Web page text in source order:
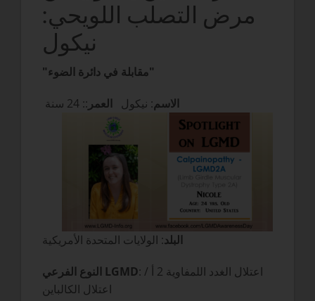
مرض التصلب اللويحي:
نيكول
"مقابلة في دائرة الضوء"
الاسم: نيكول العمر
البلد: الولايات المتحدة الأمريكية
النوع الفرعي LGMD: اعتلال الغدد اللمفاوية 2 أ /
اعتلال الكالباين